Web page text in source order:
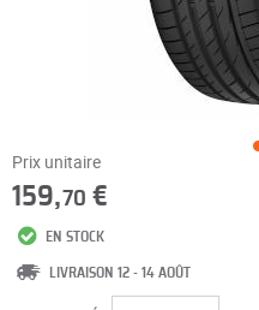
Prix unitaire
159,70 €
EN STOCK
LIVRAISON 12 - 14 AOÛT